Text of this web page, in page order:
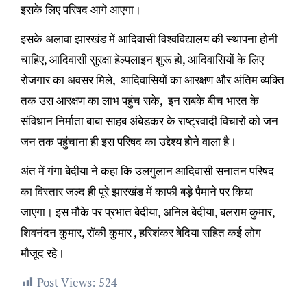
इसके लिए परिषद आगे आएगा।
इसके अलावा झारखंड में आदिवासी विश्वविद्यालय की स्थापना होनी
चाहिए, आदिवासी सुरक्षा हेल्पलाइन शुरू हो, आदिवासियों के लिए
रोजगार का अवसर मिले, आदिवासियों का आरक्षण और अंतिम व्यक्ति
तक उस आरक्षण का लाभ पहुंच सके, इन सबके बीच भारत के
संविधान निर्माता बाबा साहब अंबेडकर के राष्ट्रवादी विचारों को जन-
जन तक पहुंचाना ही इस परिषद का उद्देश्य होने वाला है।
अंत में गंगा बेदीया ने कहा कि उलगुलान आदिवासी सनातन परिषद
का विस्तार जल्द ही पूरे झारखंड में काफी बड़े पैमाने पर किया
जाएगा। इस मौके पर प्रभात बेदीया, अनिल बेदीया, बलराम कुमार,
शिवनंदन कुमार, रॉकी कुमार , हरिशंकर बेदिया सहित कई लोग
मौजूद रहे।
Post Views: 524